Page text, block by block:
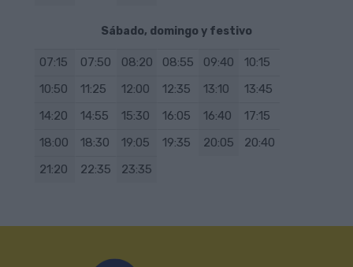
Sábado, domingo y festivo
07:15 07:50 08:20 08:55 09:40
10:15
10:50
11:25 12:00 12:35 13:10
13:45
14:20
14:55 15:30 16:05 16:40
17:15
18:00
18:30 19:05 19:35 20:05
20:40
21:20
22:35 23:35